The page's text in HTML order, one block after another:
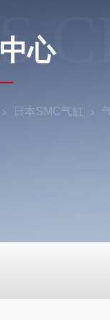
心
日本SMC气缸
压力开关的中文资